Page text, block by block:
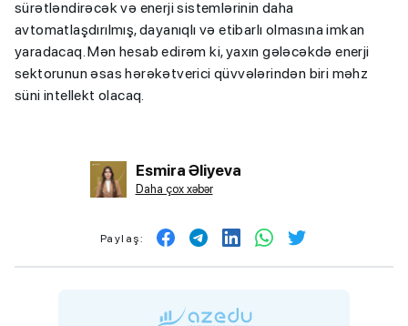
sürətləndirəcək və enerji sistemlərinin daha
avtomatlaşdırılmış, dayanıqlı və etibarlı olmasına imkan
yaradacaq. Mən hesab edirəm ki, yaxın gələcəkdə enerji
sektorunun əsas hərəkətverici qüvvələrindən biri məhz
süni intellekt olacaq.
Esmira Əliyeva
Daha çox xəbər
Paylaş: